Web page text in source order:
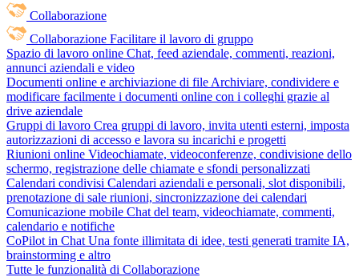
Collaborazione
Collaborazione Facilitare il lavoro di gruppo
Spazio di lavoro online Chat, feed aziendale, commenti, reazioni,
annunci aziendali e video
Documenti online e archiviazione di file Archiviare, condividere e
modificare facilmente i documenti online con i colleghi grazie al
drive aziendale
Gruppi di lavoro Crea gruppi di lavoro, invita utenti esterni, imposta
autorizzazioni di accesso e lavora su incarichi e progetti
Riunioni online Videochiamate, videoconferenze, condivisione dello
schermo, registrazione delle chiamate e sfondi personalizzati
Calendari condivisi Calendari aziendali e personali, slot disponibili,
prenotazione di sale riunioni, sincronizzazione dei calendari
Comunicazione mobile Chat del team, videochiamate, commenti,
calendario e notifiche
CoPilot in Chat Una fonte illimitata di idee, testi generati tramite IA,
brainstorming e altro
Tutte le funzionalità di Collaborazione